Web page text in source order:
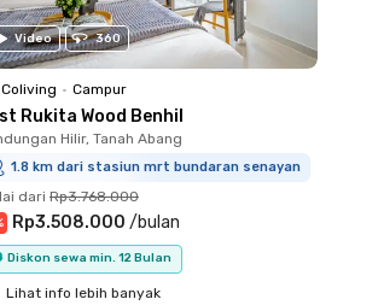
Video 360
Coliving • Campur
Rukita Wood Benhil
Hilir, Tanah Abang
1.8 km dari stasiun mrt bundaran senayan
dari Rp3.768.000
Rp3.508.000 /bulan
Diskon sewa min. 12 Bulan
Lihat info lebih banyak